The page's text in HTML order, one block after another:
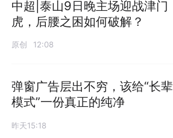
中超|泰山9日晚主场迎战津门
虎，后腰之困如何破解？
原创 12:08
弹窗广告层出不穷，该给“长辈
模式”一份真正的纯净
昨天15:18